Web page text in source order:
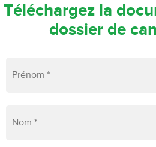
Téléchargez la
dossier de